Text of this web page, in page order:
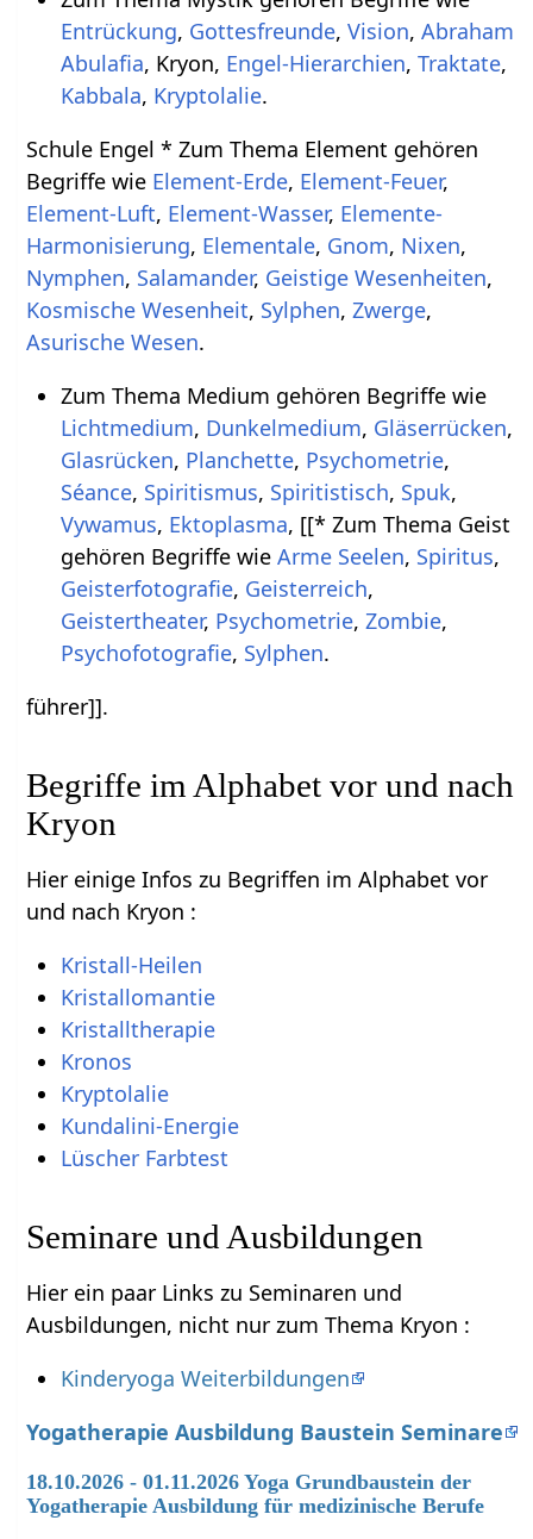
Entrückung, Gottesfreunde, Vision, Abraham
Abulafia, Kryon, Engel-Hierarchien, Traktate,
Kabbala, Kryptolalie.
Schule Engel * Zum Thema Element gehören
Begriffe wie Element-Erde, Element-Feuer,
Element-Luft, Element-Wasser, Elemente-
Harmonisierung, Elementale, Gnom, Nixen,
Nymphen, Salamander, Geistige Wesenheiten,
Kosmische Wesenheit, Sylphen,Zwerge,
Asurische Wesen.
Zum Thema Medium gehören Begriffe wie
Lichtmedium, Dunkelmedium, Gläserrücken,
Glasrücken, Planchette, Psychometrie,
Séance, Spiritismus, Spiritistisch, Spuk,
Vywamus, Ektoplasma, [[* Zum Thema Geist
gehören Begriffe wie Arme Seelen, Spiritus,
Geisterfotografie, Geisterreich,
Geistertheater, Psychometrie, Zombie,
Psychofotografie, Sylphen.
führer]].
Begriffe im Alphabet vor und nach
Kryon
Hier einige Infos zu Begriffen im Alphabet vor
und nach Kryon :
Kristall-Heilen
Kristallomantie
Kristalltherapie
Kronos
Kryptolalie
Kundalini-Energie
Lüscher Farbtest
Seminare und Ausbildungen
Hier ein paar Links zu Seminaren und
Ausbildungen, nicht nur zum Thema Kryon :
Kinderyoga Weiterbildungen
Yogatherapie Ausbildung Baustein Seminare
18.10.2026 - 01.11.2026 Yoga Grundbaustein der
Yogatherapie Ausbildung für medizinische Berufe